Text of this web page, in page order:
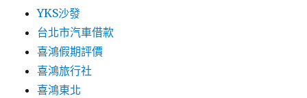
YKS沙發
台北市汽車借款
喜鴻假期評價
喜鴻旅行社
喜鴻東北